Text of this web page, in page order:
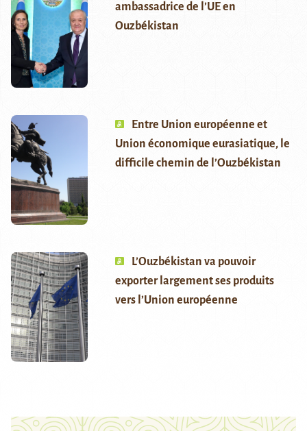
ambassadrice de l’UE en
Ouzbékistan
Entre Union européenne et
Union économique eurasiatique, le
difficile chemin de l’Ouzbékistan
L’Ouzbékistan va pouvoir
exporter largement ses produits
vers l’Union européenne